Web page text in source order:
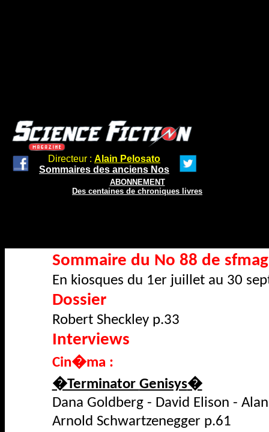
Directeur : Alain Pelosato
Sommaires des anciens Nos
ABONNEMENT
Des centaines de chroniques livres
Sommaire du No 88 de sfmag
En kiosques du 1er juillet au 30
Dossier
Robert Sheckleyp.33
Interviews
Cin�ma :
�Terminator Genisys�
Dana Goldberg - David Elison -
Arnold Schwartzeneggerp.61